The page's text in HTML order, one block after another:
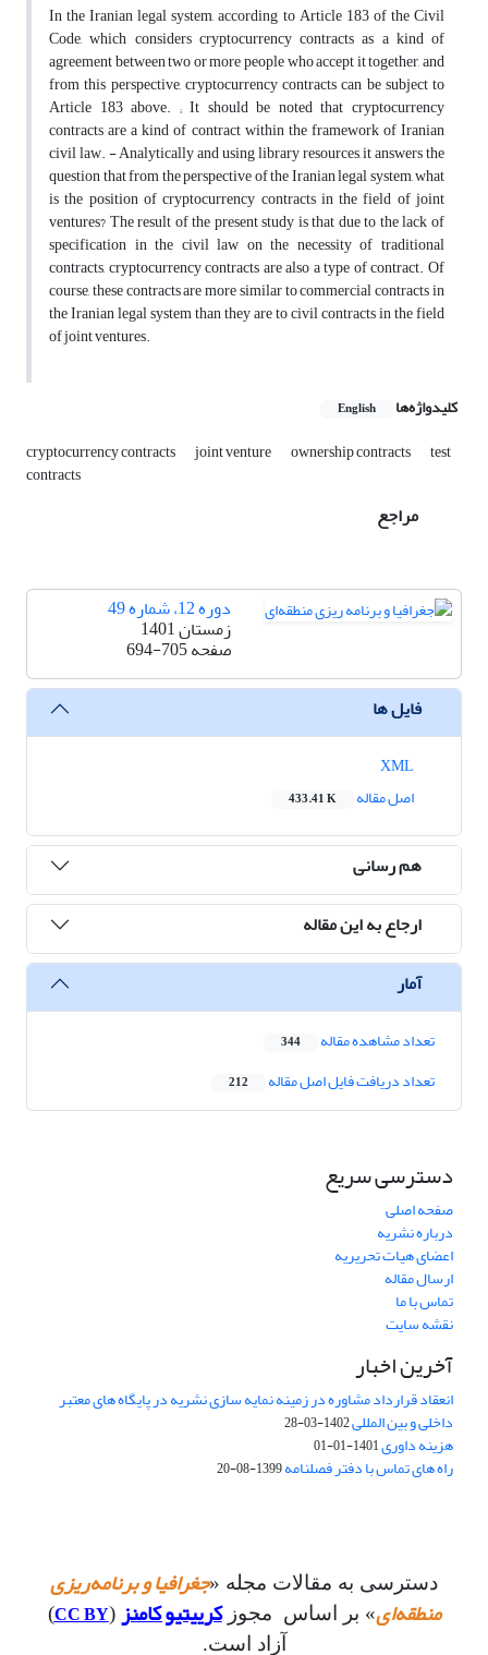
In the Iranian legal system, according to Article 183 of the Civil
Code, which considers cryptocurrency contracts as a kind of
agreement between two or more people who accept it together, and
from this perspective, cryptocurrency contracts can be subject to
Article 183 above. ; It should be noted that cryptocurrency
contracts are a kind of contract within the framework of Iranian
civil law. - Analytically and using library resources, it answers the
question that from the perspective of the Iranian legal system, what
is the position of cryptocurrency contracts in the field of joint
ventures? The result of the present study is that due to the lack of
specification in the civil law on the necessity of traditional
contracts, cryptocurrency contracts are also a type of contract. Of
course, these contracts are more similar to commercial contracts in
the Iranian legal system than they are to civil contracts in the field
of joint ventures.
کلیدواژه‌ها English
cryptocurrency contracts joint venture ownership contracts test
contracts
مراجع
دوره 12، شماره 49
زمستان 1401
صفحه694-705
فایل ها
اصل مقاله
433.41 K
هم رسانی
ارجاع به این مقاله
آمار
تعداد مشاهده مقاله 344
تعداد دریافت فایل اصل مقاله 212
دسترسی سریع
صفحه اصلی
درباره نشریه
اعضای هیات تحریریه
ارسال مقاله
تماس با ما
نقشه سایت
آخرین اخبار
انعقاد قرارداد مشاوره در زمینه نمایه سازی نشریه در پایگاه های معتبر
داخلی و بین المللی1402-03-28
هزینه داوری1401-01-01
راه های تماس با دفتر فصلنامه1399-08-20
دسترسی به مقالات مجله «جغرافیا و برنامه‌ریزی
منطقه‌ای» بر اساس مجوزکرییتیو کامنز (
CC BY
)
آزاد است.